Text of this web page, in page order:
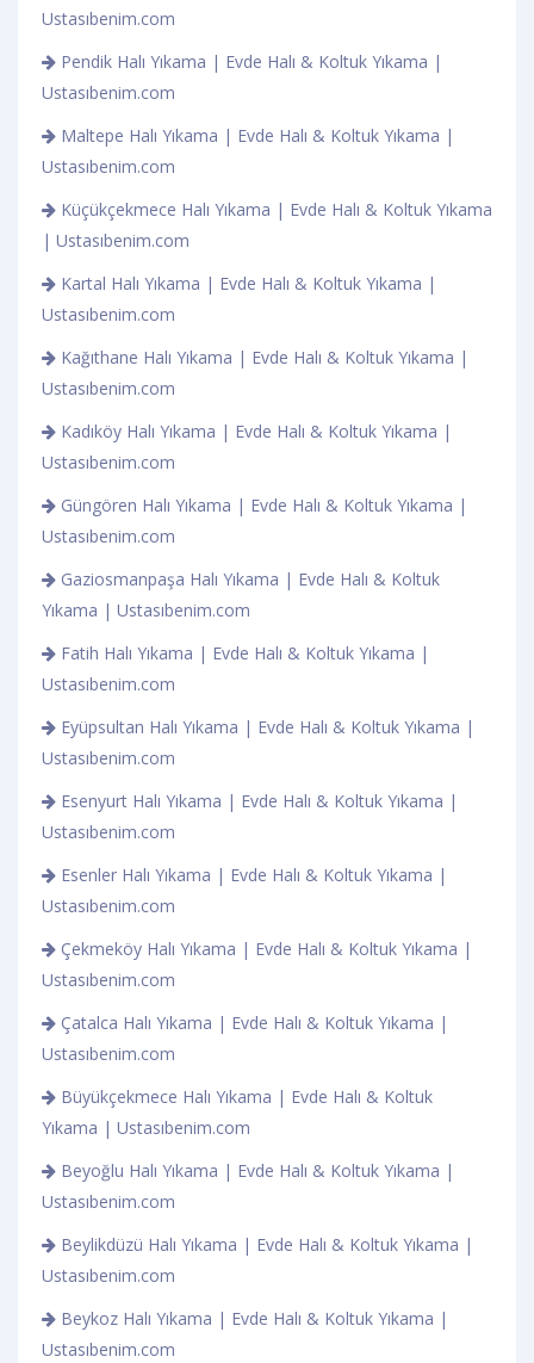
Ustasıbenim.com
Pendik Halı Yıkama | Evde Halı & Koltuk Yıkama |
Ustasıbenim.com
Maltepe Halı Yıkama | Evde Halı & Koltuk Yıkama |
Ustasıbenim.com
Küçükçekmece Halı Yıkama | Evde Halı & Koltuk Yıkama
| Ustasıbenim.com
Kartal Halı Yıkama | Evde Halı & Koltuk Yıkama |
Ustasıbenim.com
Kağıthane Halı Yıkama | Evde Halı & Koltuk Yıkama |
Ustasıbenim.com
Kadıköy Halı Yıkama | Evde Halı & Koltuk Yıkama |
Ustasıbenim.com
Güngören Halı Yıkama | Evde Halı & Koltuk Yıkama |
Ustasıbenim.com
Gaziosmanpaşa Halı Yıkama | Evde Halı & Koltuk
Yıkama | Ustasıbenim.com
Fatih Halı Yıkama | Evde Halı & Koltuk Yıkama |
Ustasıbenim.com
Eyüpsultan Halı Yıkama | Evde Halı & Koltuk Yıkama |
Ustasıbenim.com
Esenyurt Halı Yıkama | Evde Halı & Koltuk Yıkama |
Ustasıbenim.com
Esenler Halı Yıkama | Evde Halı & Koltuk Yıkama |
Ustasıbenim.com
Çekmeköy Halı Yıkama | Evde Halı & Koltuk Yıkama |
Ustasıbenim.com
Çatalca Halı Yıkama | Evde Halı & Koltuk Yıkama |
Ustasıbenim.com
Büyükçekmece Halı Yıkama | Evde Halı & Koltuk
Yıkama | Ustasıbenim.com
Beyoğlu Halı Yıkama | Evde Halı & Koltuk Yıkama |
Ustasıbenim.com
Beylikdüzü Halı Yıkama | Evde Halı & Koltuk Yıkama |
Ustasıbenim.com
Beykoz Halı Yıkama | Evde Halı & Koltuk Yıkama |
Ustasıbenim.com